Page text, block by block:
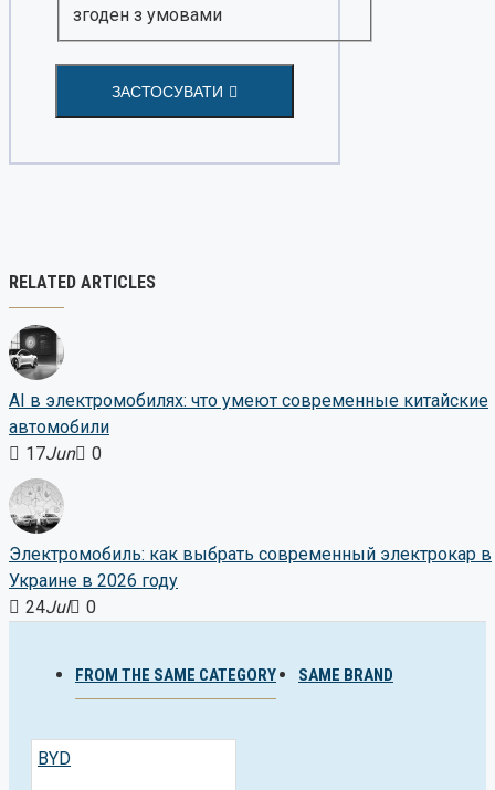
згоден з умовами
ЗАСТОСУВАТИ
RELATED ARTICLES
AI в электромобилях: что умеют современные китайские
автомобили
17Jun 0
Электромобиль: как выбрать современный электрокар в
Украине в 2026 году
24Jul 0
FROM THE SAME CATEGORY SAME BRAND
BYD